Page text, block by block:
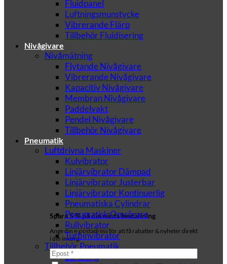
Spara 5 % på din nästa beställning
Ange din e-postadress för att få rabatter & nyheter direkt
i din inkorg.
Fluidpanel
Luftningsmunstycke
Vibrerande Flärp
Tillbehör Fluidisering
Nivågivare
Nivåmätning
Flytande Nivågivare
Vibrerande Nivågivare
Kapacitiv Nivågivare
Membran Nivågivare
Paddelvakt
Pendel Nivågivare
Tillbehör Nivågivare
Pneumatik
Luftdrivna Maskiner
Kulvibrator
Linjärvibrator Dämpad
Linjärvibrator Justerbar
Linjärvibrator Kontinuerlig
Pneumatiska Cylindrar
Pneumatisk Omrörare
Rullvibrator
Turbinvibrator
Tillbehör Pneumatik
Luftslang